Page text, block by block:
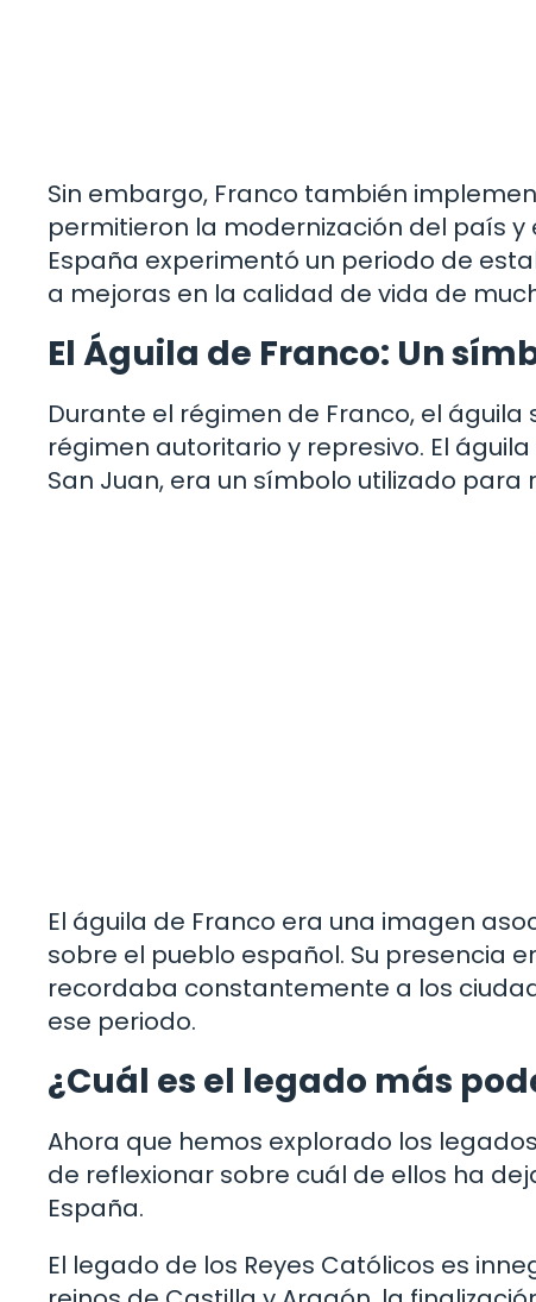
Sin embargo, Franco también
permitieron la modernización del país
España experimentó un periodo de
a mejoras en la calidad de vida de
El Águila de Franco: Un
Durante el régimen de Franco, el
régimen autoritario y represivo. El
San Juan, era un símbolo utilizado
El águila de Franco era una imagen
sobre el pueblo español. Su presencia
recordaba constantemente a los
ese periodo.
¿Cuál es el legado más
Ahora que hemos explorado los
de reflexionar sobre cuál de ellos ha
España.
El legado de los Reyes Católicos es